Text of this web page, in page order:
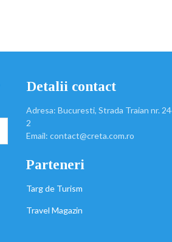
Detalii contact
Adresa: Bucuresti, Strada Traian nr.
2
Email: contact@creta.com.ro
Parteneri
Targ de Turism
Travel Magazin